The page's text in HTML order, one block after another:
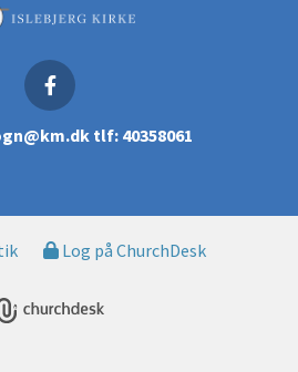
tlf: 40358061
Log på ChurchDesk